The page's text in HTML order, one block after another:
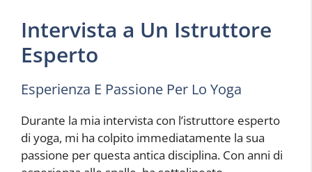
Intervista a Un Istruttore
Esperto
Esperienza E Passione Per Lo Yoga
Durante la mia intervista con l’istruttore esperto
di yoga, mi ha colpito immediatamente la sua
passione per questa antica disciplina. Con anni di